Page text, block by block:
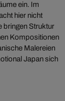
ein. Im
hier nicht
bringen Struktur
Kompositionen
Malereien
Japan sich